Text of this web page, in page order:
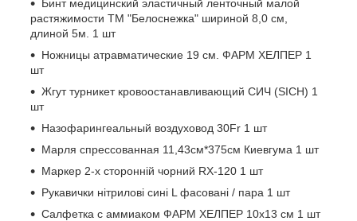
Бинт медицинский эластичный ленточный малой
растяжимости ТМ "Белоснежка" шириной 8,0 см,
длиной 5м. 1 шт
Ножницы атравматические 19 см. ФАРМ ХЕЛПЕР 1
шт
Жгут турникет кровоостанавливающий СИЧ (SICH) 1
шт
Назофарингеальный воздуховод 30Fr 1 шт
Марля спрессованная 11,43см*375см Киевгума 1 шт
Маркер 2-х сторонній чорний RX-120 1 шт
Рукавички нітрилові сині L фасовані / пара 1 шт
Салфетка с аммиаком ФАРМ ХЕЛПЕР 10х13 см 1 шт